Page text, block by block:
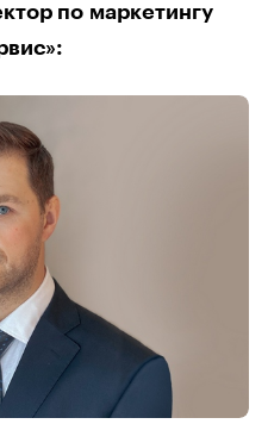
по маркетингу